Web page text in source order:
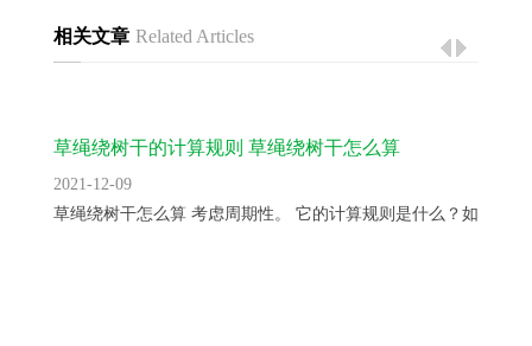
相关文章 Related Articles
草绳绕树干的计算规则 草绳绕树干怎么算
2021-12-09
草绳绕树干怎么算 考虑周期性。 它的计算规则是什么？如只知...